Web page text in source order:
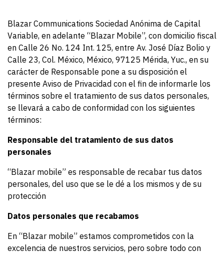
Blazar Communications Sociedad Anónima de Capital
Variable, en adelante “Blazar Mobile”, con domicilio fiscal
en Calle 26 No. 124 Int. 125, entre Av. José Díaz Bolio y
Calle 23, Col. México, México, 97125 Mérida, Yuc., en su
carácter de Responsable pone a su disposición el
presente Aviso de Privacidad con el fin de informarle los
términos sobre el tratamiento de sus datos personales,
se llevará a cabo de conformidad con los siguientes
términos:
Responsable del tratamiento de sus datos
personales
“Blazar mobile” es responsable de recabar tus datos
personales, del uso que se le dé a los mismos y de su
protección
Datos personales que recabamos
En “Blazar mobile” estamos comprometidos con la
excelencia de nuestros servicios, pero sobre todo con